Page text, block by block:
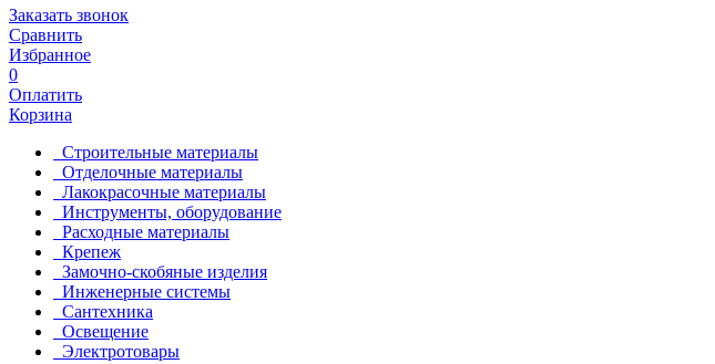
Заказать звонок
Сравнить
Избранное
0
Оплатить
Корзина
Строительные материалы
Отделочные материалы
Лакокрасочные материалы
Инструменты, оборудование
Расходные материалы
Крепеж
Замочно-скобяные изделия
Инженерные системы
Сантехника
Освещение
Электротовары